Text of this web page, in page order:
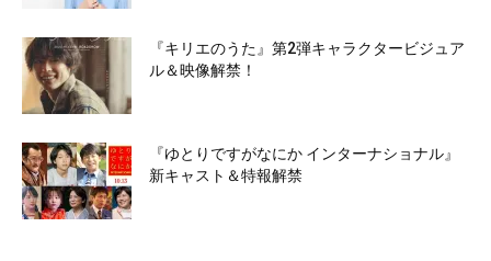
『キリエのうた』第2弾キャラクタービジュア
ル＆映像解禁！
『ゆとりですがなにか インターナショナル』
新キャスト＆特報解禁